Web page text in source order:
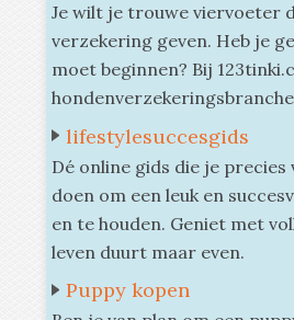
Je wilt je trouwe viervoeter
verzekering geven. Heb je
moet beginnen? Bij
lifestylesuccesgids
Dé online gids die je
doen om een leuk en
en te houden. Geniet met
leven duurt maar even.
Puppy kopen